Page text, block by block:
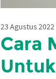
23 Agustus 2022
Cara